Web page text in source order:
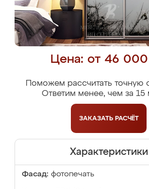
Цена: от 46
Поможем рассчитать точную
Ответим менее, чем за 15
ЗАКАЗАТЬ РАСЧЁТ
Характеристики
Фасад: фотопечать